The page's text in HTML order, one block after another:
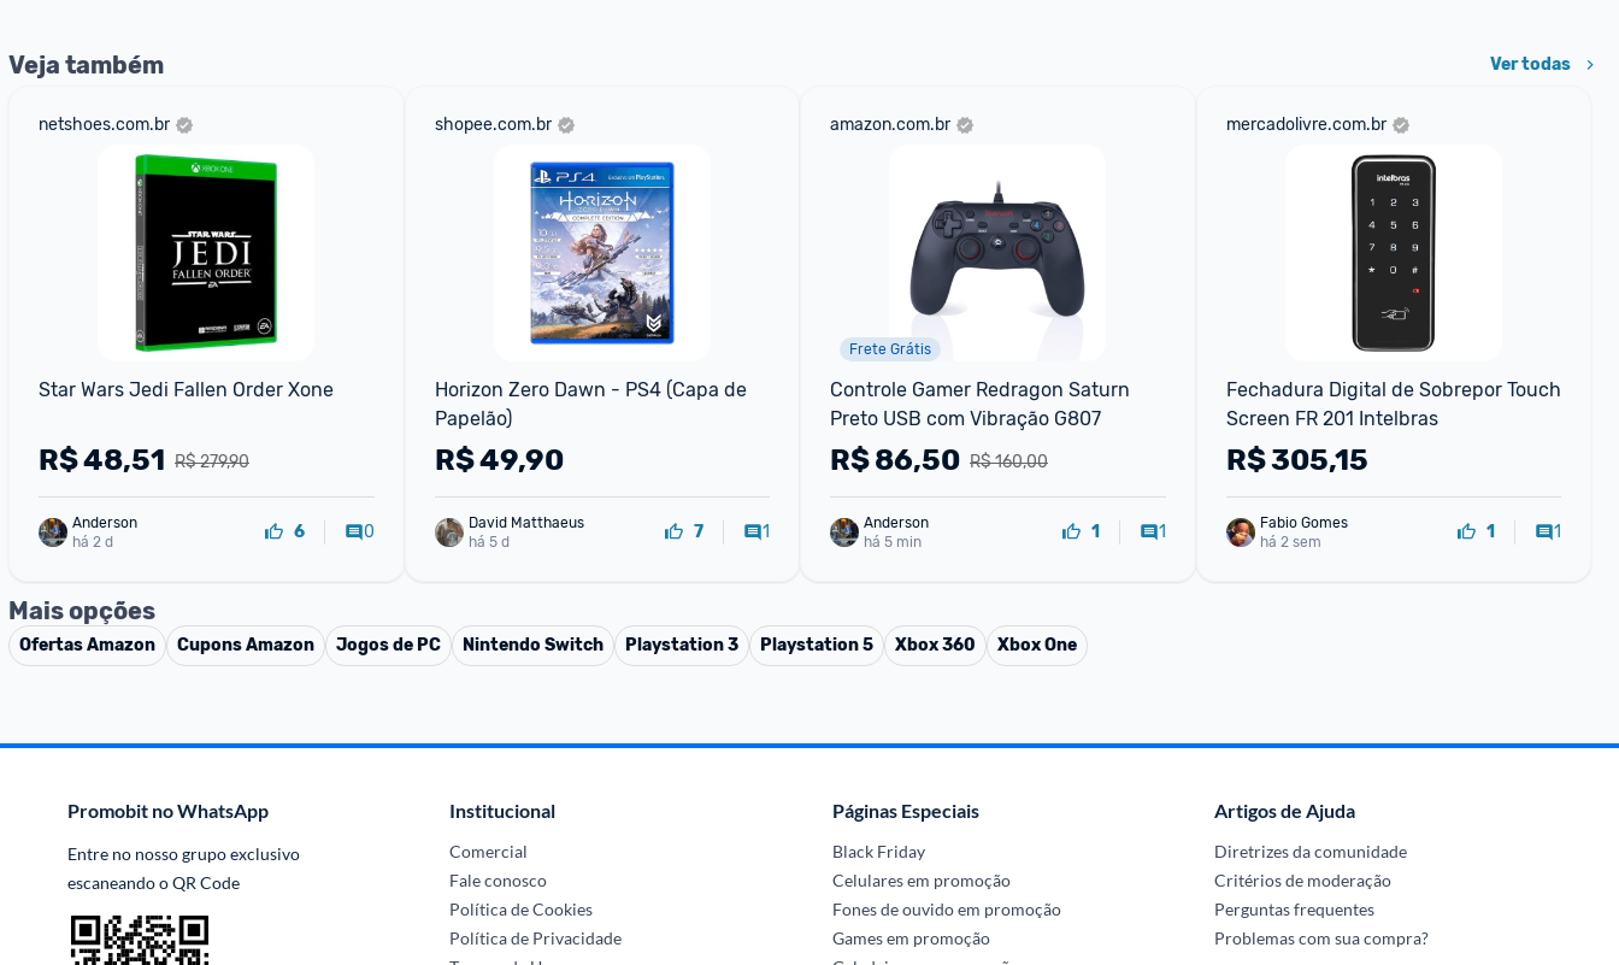
Veja também Ver todas
netshoes.com.br
Star Wars Jedi Fallen Order Xone
R$ 279,90
R$48,51
Anderson
há 2 d
6 0
shopee.com.br
Horizon Zero Dawn - PS4 (Capa de
Papelão)
R$49,90
David Matthaeus
há 5 d
7 1
amazon.com.br
Frete Grátis
Controle Gamer Redragon Saturn
Preto USB com Vibração G807
R$ 160,00
R$86,50
Anderson
há 5 min
1 1
mercadolivre.com.br
Fechadura Digital de Sobrepor Touch
Screen FR 201 Intelbras
R$305,15
Fabio Gomes
há 2 sem
1 1
Mais opções
OfertasAmazon CuponsAmazon Jogos de PC Nintendo Switch Playstation 3 Playstation 5 Xbox 360 Xbox One
Promobit no WhatsApp
Entre no nosso grupo exclusivo
escaneando o QR Code
Institucional
Comercial
Fale conosco
Política de Cookies
Política de Privacidade
Páginas Especiais
Black Friday
Celulares em promoção
Fones de ouvido em promoção
Games em promoção
Artigos de Ajuda
Diretrizes da comunidade
Critérios de moderação
Perguntas frequentes
Problemas com sua compra?